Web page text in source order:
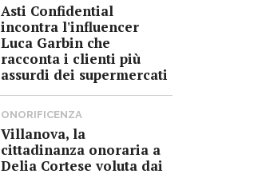
Asti Confidential
incontra l'influencer
Luca Garbin che
racconta i clienti più
assurdi dei supermercati
ONORIFICENZA
Villanova, la
cittadinanza onoraria a
Delia Cortese voluta dai